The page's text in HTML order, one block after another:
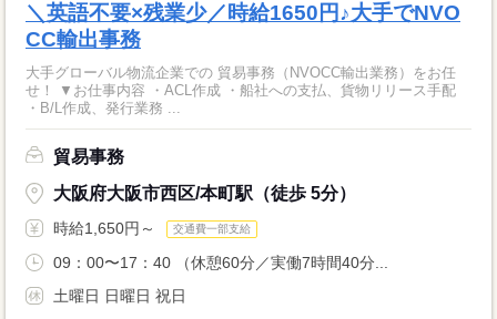
＼英語不要×残業少／時給1650円♪大手でNVO
CC輸出事務
大手グローバル物流企業での 貿易事務（NVOCC輸出業務）をお任
せ！ ▼お仕事内容 ・ACL作成 ・船社への支払、貨物リリース手配
・B/L作成、発行業務 ...
貿易事務
大阪府大阪市西区/本町駅（徒歩 5分）
時給1,650円～ 交通費一部支給
09：00〜17：40 （休憩60分／実働7時間40分...
土曜日 日曜日 祝日